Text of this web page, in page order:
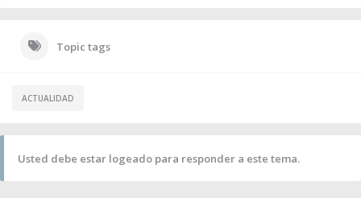
Topic tags
ACTUALIDAD
Usted debe estar logeado para responder a este tema.